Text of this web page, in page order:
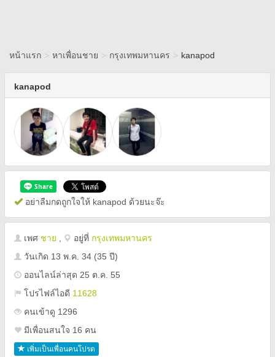
หน้าแรก > หาเพื่อนชาย > กรุงเทพมหานคร > kanapod
kanapod
อย่าลืมกดถูกใจให้ kanapod ด้วยนะจ๊ะ
เพศ ชาย อยู่ที่ กรุงเทพมหานคร
วันเกิด 13 พ.ค. 34 (35 ปี)
ออนไลน์ล่าสุด 25 ต.ค. 55
โปรไฟล์ไอดี 11628
คนเข้าดู 1296
มีเพื่อนสนใจ 16 คน
เพิ่มเป็นเพื่อนคนโปรด